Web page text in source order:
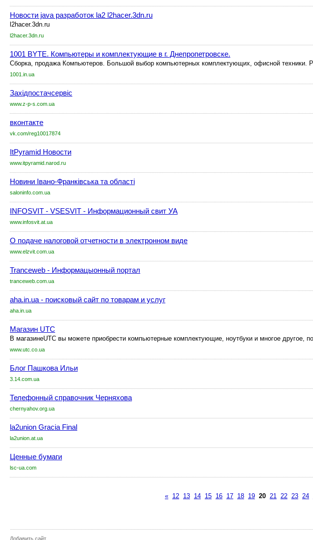
Новости java разработок la2 l2hacer.3dn.ru
l2hacer.3dn.ru
l2hacer.3dn.ru
1001 BYTE. Компьютеры и комплектующие в г. Днепропетровске.
Сборка, продажа Компьютеров. Большой выбор компьютерных комплектующих, офисной техники.
1001.in.ua
Західпостачсервіс
www.z-p-s.com.ua
вконтакте
vk.com/reg10017874
ItPyramid Новости
www.itpyramid.narod.ru
Новини Івано-Франківська та області
saloninfo.com.ua
INFOSVIT - VSESVIT - Информационный свит УА
www.infosvit.at.ua
О подаче налоговой отчетности в электронном виде
www.elzvit.com.ua
Tranceweb - Информацыонный портал
tranceweb.com.ua
aha.in.ua - поисковый сайт по товарам и услуг
aha.in.ua
Магазин UTC
В магазинеUTC вы можете приобрести компьютерные комплектующие, ноутбуки и многое другое,
www.utc.co.ua
Блог Пашкова Ильи
3.14.com.ua
Телефонный справочник Черняхова
chernyahov.org.ua
la2union Gracia Final
la2union.at.ua
Ценные бумаги
lsc-ua.com
« 12 13 14 15 16 17 18 19 20 21 22 23 24
Добавить сайт